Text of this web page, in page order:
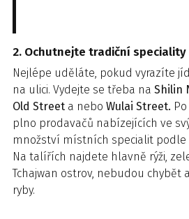
2. Ochutnejte tradiční speciality
Nejlépe uděláte, pokud vyrazíte
na ulici. Vydejte se třeba na Shilin
Old Street a nebo Wulai Street.
plno prodavačů nabízejících ve
množství místních specialit podle
Na talířích najdete hlavně rýži,
Tchajwan ostrov, nebudou chybět
ryby.